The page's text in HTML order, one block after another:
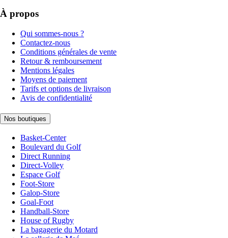
À propos
Qui sommes-nous ?
Contactez-nous
Conditions générales de vente
Retour & remboursement
Mentions légales
Moyens de paiement
Tarifs et options de livraison
Avis de confidentialité
Nos boutiques
Basket-Center
Boulevard du Golf
Direct Running
Direct-Volley
Espace Golf
Foot-Store
Galop-Store
Goal-Foot
Handball-Store
House of Rugby
La bagagerie du Motard